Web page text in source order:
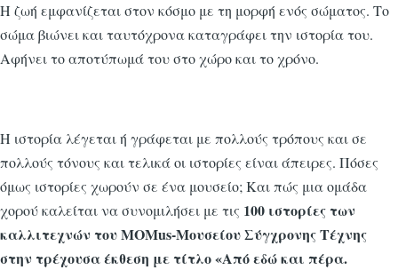
Η ζωή εμφανίζεται στον κόσμο με τη μορφή ενός σώματος. Το
σώμα βιώνει και ταυτόχρονα καταγράφει την ιστορία του.
Αφήνει το αποτύπωμά του στο χώρο και το χρόνο.
H ιστορία λέγεται ή γράφεται με πολλούς τρόπους και σε
πολλούς τόνους και τελικά οι ιστορίες είναι άπειρες. Πόσες
όμως ιστορίες χωρούν σε ένα μουσείο; Και πώς μια ομάδα
χορού καλείται να συνομιλήσει με τις 100 ιστορίες των
καλλιτεχνών του MOMus-Μουσείου Σύγχρονης Τέχνης
στην τρέχουσα έκθεση με τίτλο «Από εδώ και πέρα.